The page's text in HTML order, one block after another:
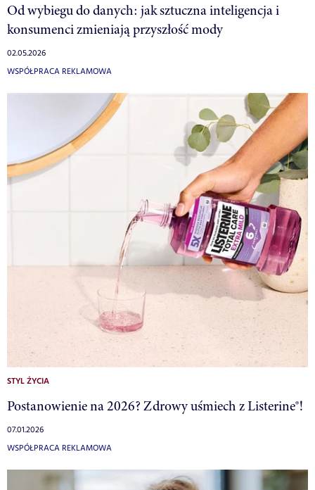
Od wybiegu do danych: jak sztuczna inteligencja i
konsumenci zmieniają przyszłość mody
02.05.2026
WSPÓŁPRACA REKLAMOWA
STYL ŻYCIA
Postanowienie na 2026? Zdrowy uśmiech z Listerine®!
07.01.2026
WSPÓŁPRACA REKLAMOWA